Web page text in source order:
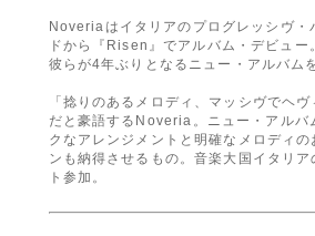
Noveriaはイタリアのプログレッシヴ
ドから『Risen』でアルバム・デビュ
彼らが4年ぶりとなるニュー・アルバム
「捻りのあるメロディ、マッシヴでヘ
だと豪語するNoveria。ニュー・アル
クなアレンジメントと明確なメロディ
ンも納得させるもの。音楽大国イタリ
ト参加。